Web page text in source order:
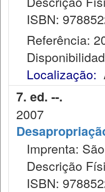
ISBN:
Referência:
Localização:
7. ed. --.
2007
Imprenta:
Descrição
ISBN: